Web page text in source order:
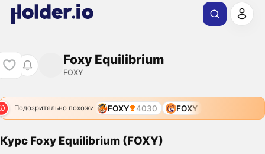
Foxy Equilibrium
FOXY
Подозрительно похожи FOXY 4030 FOXY
Курс Foxy Equilibrium (FOXY)